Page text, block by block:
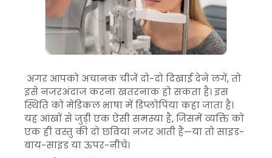
अगर आपको अचानक चीजें दो-दो दिखाई देने लगें, तो
इसे नजरअंदाज करना खतरनाक हो सकता है। इस
स्थिति को मेडिकल भाषा में डिप्लोपिया कहा जाता है।
यह आंखों से जुड़ी एक ऐसी समस्या है, जिसमें व्यक्ति को
एक ही वस्तु की दो छवियां नजर आती हैं—या तो साइड-
बाय-साइड या ऊपर-नीचे।